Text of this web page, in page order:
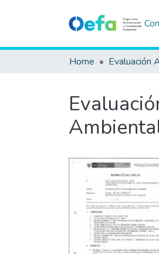
Home Evaluación